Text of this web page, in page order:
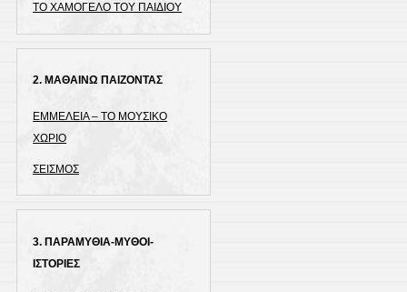
ΤΟ ΧΑΜΟΓΕΛΟ ΤΟΥ ΠΑΙΔΙΟΥ
2. ΜΑΘΑΙΝΩ ΠΑΙΖΟΝΤΑΣ
ΕΜΜΕΛΕΙΑ – ΤΟ ΜΟΥΣΙΚΟ
ΧΩΡΙΟ
ΣΕΙΣΜΟΣ
3. ΠΑΡΑΜΥΘΙΑ-ΜΥΘΟΙ-
ΙΣΤΟΡΙΕΣ